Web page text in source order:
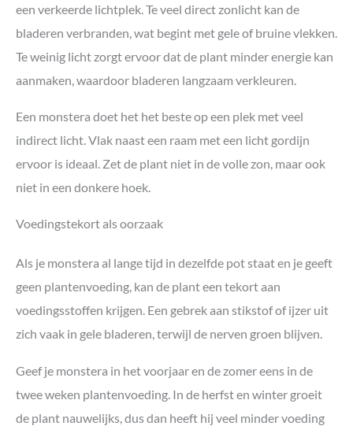
een verkeerde lichtplek. Te veel direct zonlicht kan de
bladeren verbranden, wat begint met gele of bruine vlekken.
Te weinig licht zorgt ervoor dat de plant minder energie kan
aanmaken, waardoor bladeren langzaam verkleuren.
Een monstera doet het het beste op een plek met veel
indirect licht. Vlak naast een raam met een licht gordijn
ervoor is ideaal. Zet de plant niet in de volle zon, maar ook
niet in een donkere hoek.
Voedingstekort als oorzaak
Als je monstera al lange tijd in dezelfde pot staat en je geeft
geen plantenvoeding, kan de plant een tekort aan
voedingsstoffen krijgen. Een gebrek aan stikstof of ijzer uit
zich vaak in gele bladeren, terwijl de nerven groen blijven.
Geef je monstera in het voorjaar en de zomer eens in de
twee weken plantenvoeding. In de herfst en winter groeit
de plant nauwelijks, dus dan heeft hij veel minder voeding